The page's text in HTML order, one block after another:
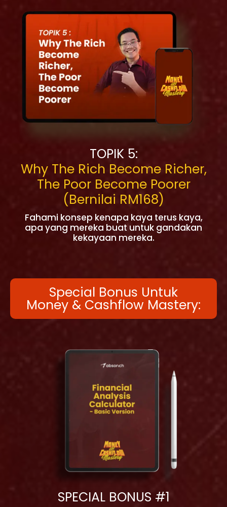
TOPIK 5:
Why The Rich Become Richer,
The Poor Become Poorer
(Bernilai RM168)
Fahami konsep kenapa kaya terus kaya,
apa yang mereka buat untuk gandakan
kekayaan mereka.
Special Bonus Untuk
Money & Cashflow Mastery:
SPECIAL BONUS #1